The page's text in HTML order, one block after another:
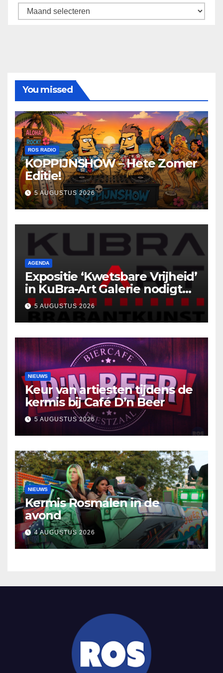
Archief
You missed
ROS RADIO
KOPPIJNSHOW – Hete Zomer
Editie!
5 AUGUSTUS 2026
AGENDA
Expositie ‘Kwetsbare Vrijheid’
in KuBra-Art Galerie nodigt
uit tot ontmoeting en
reflectie
5 AUGUSTUS 2026
NIEUWS
Keur van artiesten tijdens de
kermis bij Café D’n Beer
5 AUGUSTUS 2026
NIEUWS
Kermis Rosmalen in de
avond
4 AUGUSTUS 2026